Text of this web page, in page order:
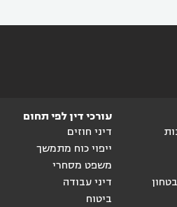
עורכי דין לפי תחום
דיני חוזים
ייפוי כוח מתמשך
משפט מסחרי
דיני עבודה
ביטוח